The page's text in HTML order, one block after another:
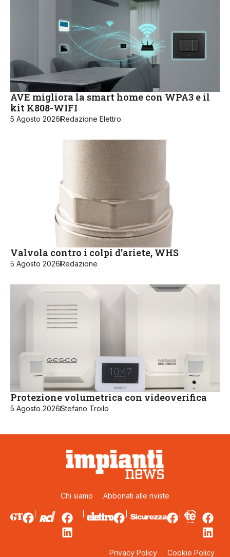
AVE migliora la smart home con WPA3 e il
kit K808-WIFI
5 Agosto 2026Redazione Elettro
Valvola contro i colpi d’ariete, WHS
5 Agosto 2026Redazione
Protezione volumetrica con videoverifica
5 Agosto 2026Stefano Troilo
Chi siamo Abbonati alle riviste
Privacy Policy Cookie Policy